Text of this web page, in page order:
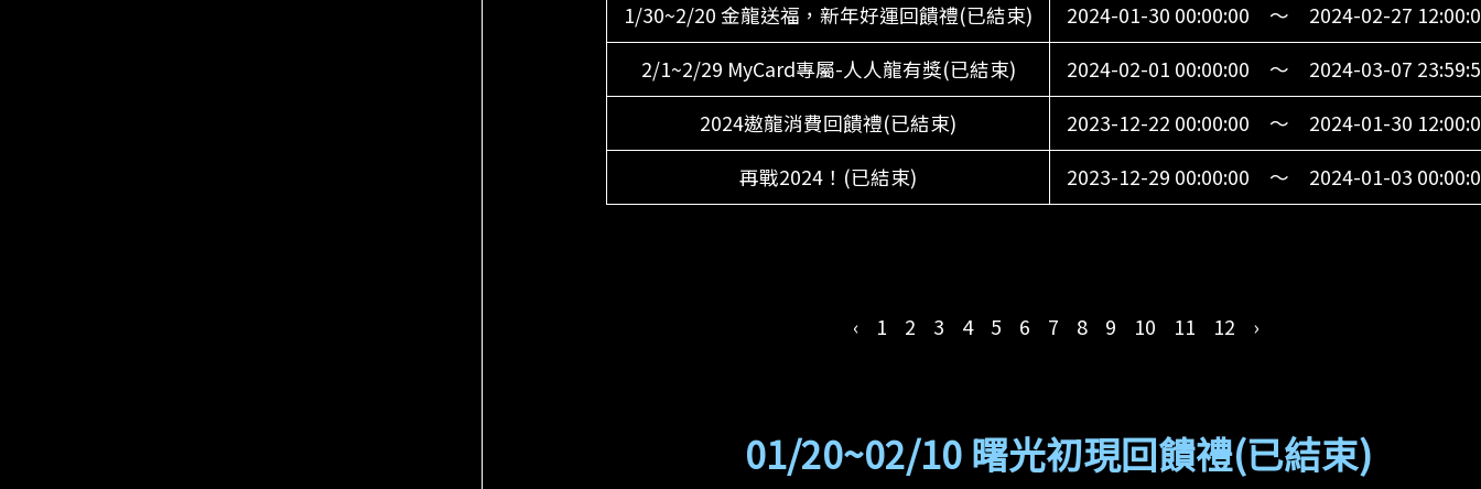
1/30~2/20 金龍送福，新年好運回饋禮(已結束)
2024-01-30 00:00:00 ～ 2024-02-27
2/1~2/29 MyCard專屬-人人龍有獎(已結束)
2024-02-01 00:00:00 ～ 2024-03-07
2024遨龍消費回饋禮(已結束)
2023-12-22 00:00:00 ～ 2024-01-30
再戰2024！(已結束)
2023-12-29 00:00:00 ～ 2024-01-03
‹ 1 2 3 4 5 6 7 8 9 10 11 12 ›
01/20~02/10 曙光初現回饋禮(已結束)